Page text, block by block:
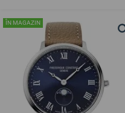
ÎN MAGAZIN